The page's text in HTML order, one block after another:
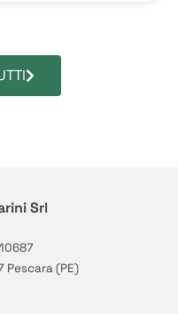
Srl
Pescara (PE)